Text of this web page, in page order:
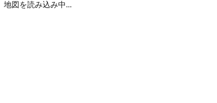
地図を読み込み中...